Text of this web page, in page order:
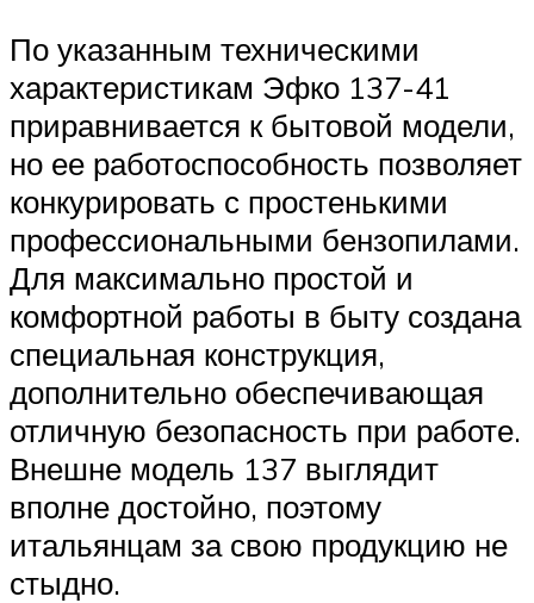
По указанным техническими
характеристикам Эфко 137-41
приравнивается к бытовой модели,
но ее работоспособность позволяет
конкурировать с простенькими
профессиональными бензопилами.
Для максимально простой и
комфортной работы в быту создана
специальная конструкция,
дополнительно обеспечивающая
отличную безопасность при работе.
Внешне модель 137 выглядит
вполне достойно, поэтому
итальянцам за свою продукцию не
стыдно.